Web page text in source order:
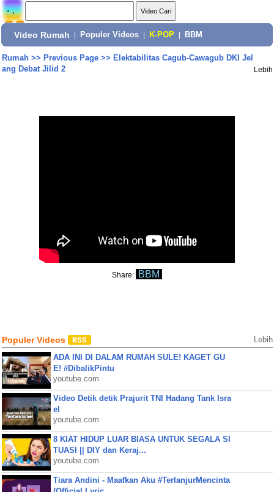
Video Rumah Populer Videos K-POP BBM
Rumah>> Previous Page>> Elektabilitas Cagub-Cawagub DKI Jel
ang Debat Jilid 2
Lebih
Share: BBM
Populer Videos Lebih
ADA INI DI DALAM RUMAH SULE! KAGET GU
E! #DibalikPintu
youtube.com
Video Detik detik Prajurit TNI Hadang Tank Isra
el
youtube.com
8 KIAT HIDUP LUAR BIASA UNTUK SEGALA SI
TUASI || DIY dan Keraj...
youtube.com
Tiara Andini - Maafkan Aku #TerlanjurMencinta